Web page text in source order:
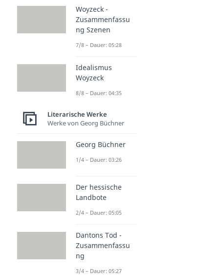
Woyzeck -
Zusammenfassu
ng Szenen
7/8 – Dauer: 05:28
Idealismus
Woyzeck
8/8 – Dauer: 04:35
Literarische Werke
Werke von Georg Büchner
Georg Büchner
1/4 – Dauer: 03:26
Der hessische
Landbote
2/4 – Dauer: 05:05
Dantons Tod -
Zusammenfassu
ng
3/4 – Dauer: 05:27